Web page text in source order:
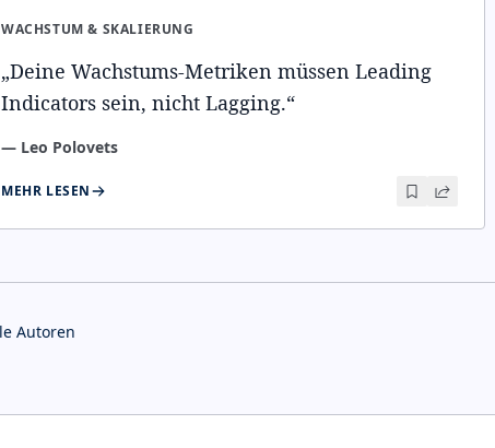
WACHSTUM & SKALIERUNG
„Deine Wachstums-Metriken müssen Leading
Indicators sein, nicht Lagging.“
— Leo Polovets
MEHR LESEN
Autoren